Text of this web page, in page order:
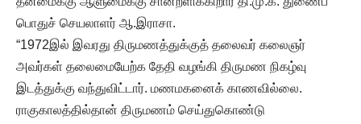
பொதுச் செயலாளர் ஆ.இராசா.
“1972இல் இவரது திருமணத்துக்குத் தலைவர் கலைஞர்
அவர்கள் தலைமையேற்க தேதி வழங்கி திருமண நிகழ்வு
இடத்துக்கு வந்துவிட்டார். மணமகனைக் காணவில்லை.
ராகுகாலத்தில்தான் திருமணம் செய்துகொண்டு